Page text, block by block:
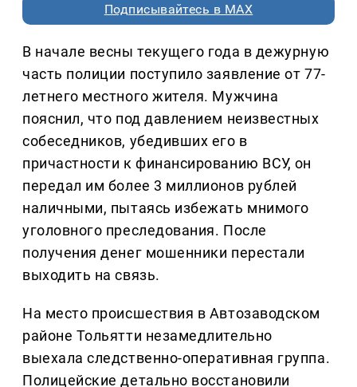
Подписывайтесь в MAX
В начале весны текущего года в дежурную
часть полиции поступило заявление от 77-
летнего местного жителя. Мужчина
пояснил, что под давлением неизвестных
собеседников, убедивших его в
причастности к финансированию ВСУ, он
передал им более 3 миллионов рублей
наличными, пытаясь избежать мнимого
уголовного преследования. После
получения денег мошенники перестали
выходить на связь.
На место происшествия в Автозаводском
районе Тольятти незамедлительно
выехала следственно-оперативная группа.
Полицейские детально восстановили